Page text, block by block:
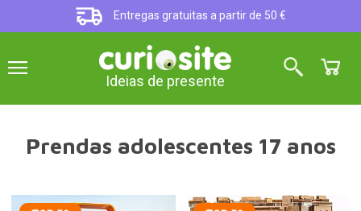
Entregas gratuitas a partir de 50 €
Ideias de presente
Prendas adolescentes 17 anos